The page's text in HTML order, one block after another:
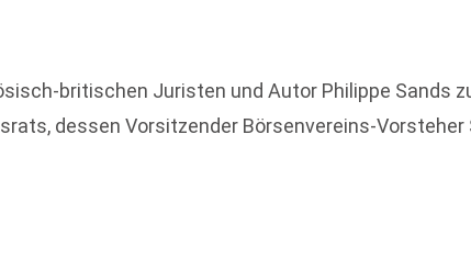
britischen Juristen und Autor Philippe Sands
dessen Vorsitzender Börsenvereins-Vorsteher